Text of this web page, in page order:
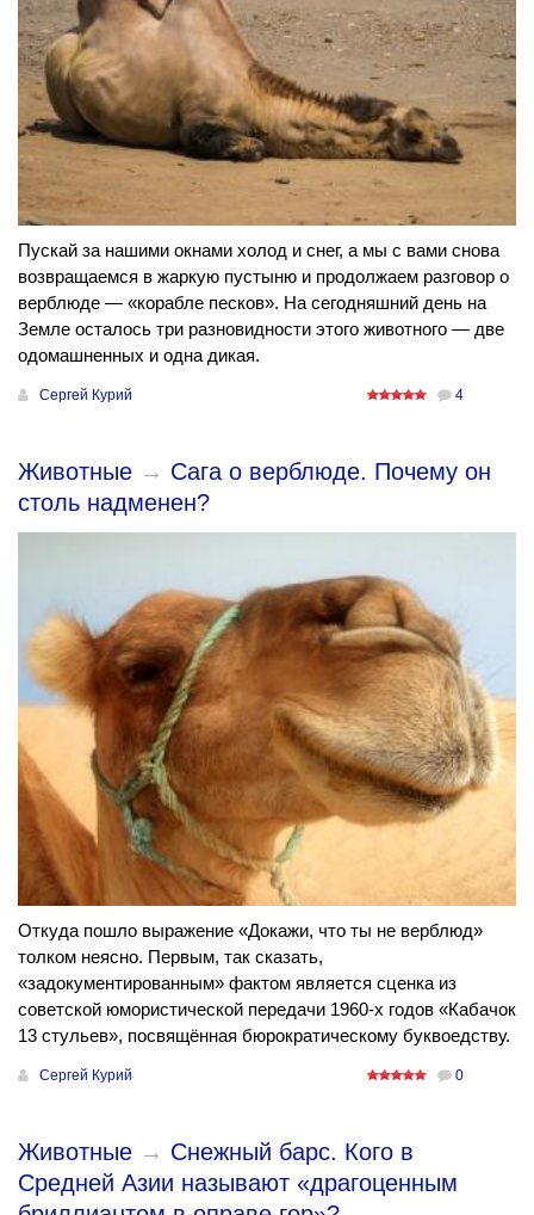
Пускай за нашими окнами холод и снег, а мы с вами снова
возвращаемся в жаркую пустыню и продолжаем разговор о
верблюде — «корабле песков». На сегодняшний день на
Земле осталось три разновидности этого животного — две
одомашненных и одна дикая.
Сергей Курий 4
Животные → Сага о верблюде. Почему он
столь надменен?
Откуда пошло выражение «Докажи, что ты не верблюд»
толком неясно. Первым, так сказать,
«задокументированным» фактом является сценка из
советской юмористической передачи 1960-х годов «Кабачок
13 стульев», посвящённая бюрократическому буквоедству.
Сергей Курий 0
Животные → Снежный барс. Кого в
Средней Азии называют «драгоценным